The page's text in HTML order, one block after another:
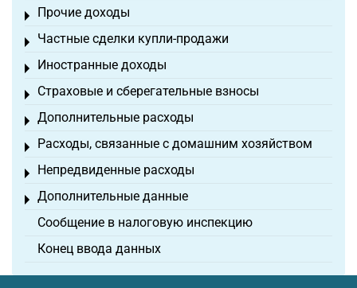
Прочие доходы
Toggle menu
Частные сделки купли-продажи
Toggle menu
Иностранные доходы
Toggle menu
Страховые и сберегательные взносы
Toggle menu
Дополнительные расходы
Toggle menu
Расходы, связанные с домашним хозяйством
Toggle menu
Непредвиденные расходы
Toggle menu
Дополнительные данные
Toggle menu
Сообщение в налоговую инспекцию
Конец ввода данных